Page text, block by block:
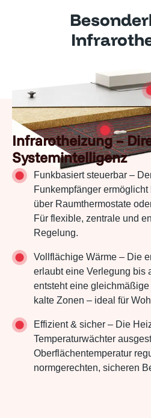
Infrarotheizung –
Systemintelligenz
Funkbasiert steuerbar –
Funkempfänger
über Raumthermostate
Für flexible, zentrale und
Regelung.
Vollflächige Wärme – Die
erlaubt eine Verlegung bis
entsteht eine
kalte Zonen – ideal für
Effizient & sicher – Die
Temperaturwächter
Oberflächentemperatur
normgerechten, sicheren